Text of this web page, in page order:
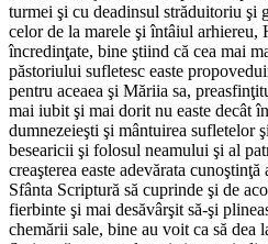
turmei şi cu deadinsul străduitoriu şi
celor de la marele şi întâiul arhiereu,
încredinţate, bine ştiind că cea mai
păstoriului sufletesc easte
pentru aceaea şi Măriia sa,
mai iubit şi mai dorit nu easte decât
dumnezeieşti şi mântuirea sufletelor
besearicii şi folosul neamului şi al
creaşterea easte adevărata
Sfânta Scriptură să cuprinde şi de
fierbinte şi mai desăvârşit să-şi
chemării sale, bine au voit ca să dea